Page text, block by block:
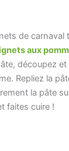
de carnaval
aux
découpez
Repliez la
la pâte
faites cuire !